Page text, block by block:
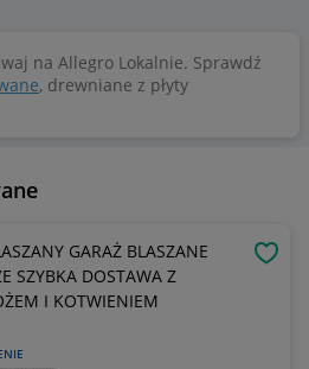
na Allegro Lokalnie. Sprawdź
, drewniane z płyty
GARAŻ BLASZANE
SZYBKA DOSTAWA Z
I KOTWIENIEM